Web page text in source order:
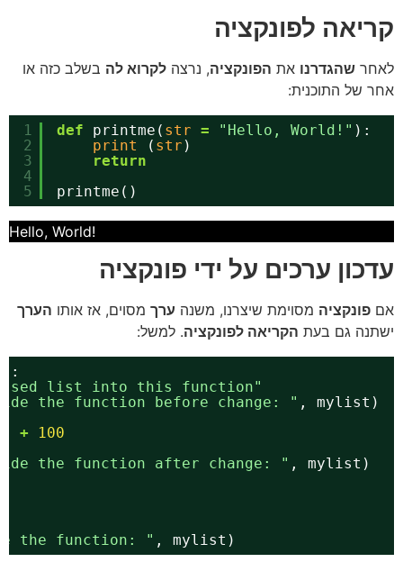
קריאה לפונקציה
לאחר שהגדרנו את הפונקציה, נרצה לקרוא לה בשלב כזה או
אחר של התוכנית:
1
2
3
4
5
def printme( str = "Hello, World!" ):
print
( str )
return
printme()
!Hello, World
עדכון ערכים על ידי פונקציה
אם פונקציה מסוימת שיצרנו, משנה ערך מסוים, אז אותו הערך
ישתנה גם בעת הקריאה לפונקציה. למשל:
):
list into this function"
the function before change: " , mylist)
+
100
the function after change: " , mylist)
the function: " , mylist)